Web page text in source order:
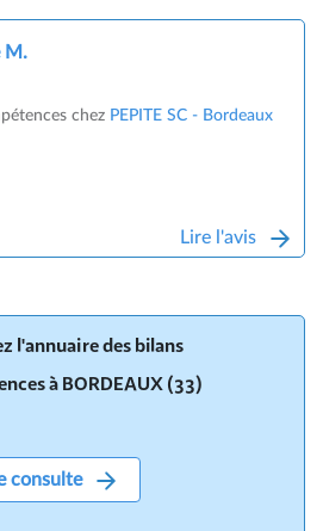
M.
chez PEPITE SC - Bordeaux
Lire l'avis
l'annuaire des bilans
à BORDEAUX (33)
consulte